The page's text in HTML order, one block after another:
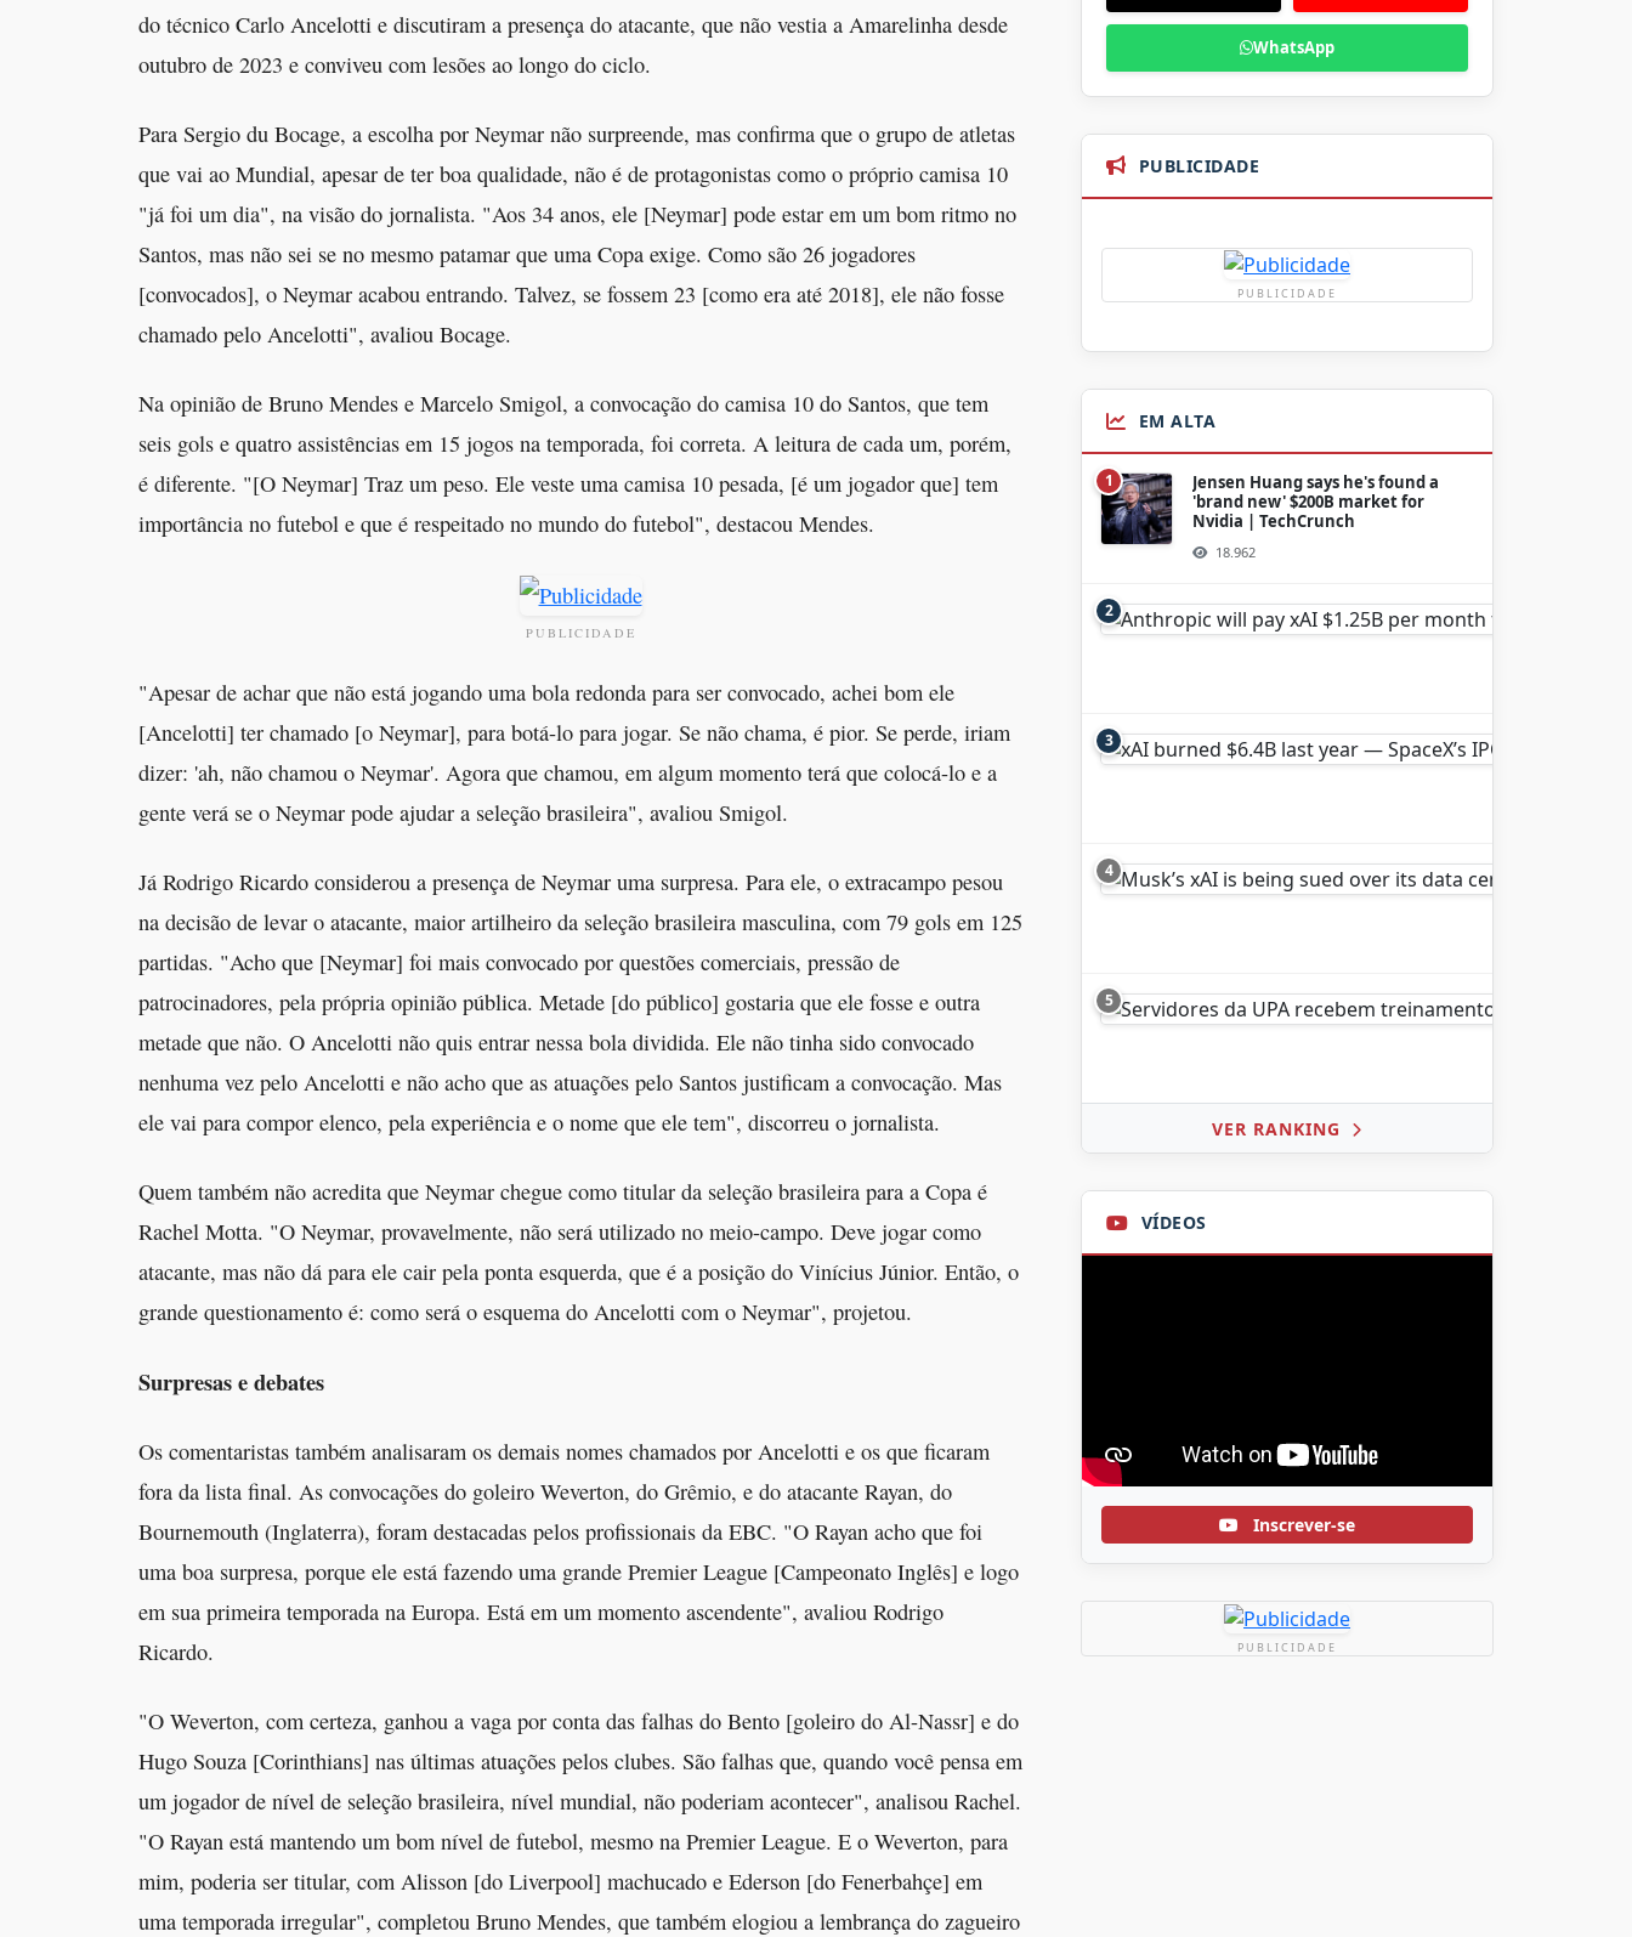
do técnico Carlo Ancelotti e discutiram a presença do atacante, que não vestia a Amarelinha desde
outubro de 2023 e conviveu com lesões ao longo do ciclo.
Para Sergio du Bocage, a escolha por Neymar não surpreende, mas confirma que o grupo de atletas
que vai ao Mundial, apesar de ter boa qualidade, não é de protagonistas como o próprio camisa 10
"já foi um dia", na visão do jornalista. "Aos 34 anos, ele [Neymar] pode estar em um bom ritmo no
Santos, mas não sei se no mesmo patamar que uma Copa exige. Como são 26 jogadores
[convocados], o Neymar acabou entrando. Talvez, se fossem 23 [como era até 2018], ele não fosse
chamado pelo Ancelotti", avaliou Bocage.
Na opinião de Bruno Mendes e Marcelo Smigol, a convocação do camisa 10 do Santos, que tem
seis gols e quatro assistências em 15 jogos na temporada, foi correta. A leitura de cada um, porém,
é diferente. "[O Neymar] Traz um peso. Ele veste uma camisa 10 pesada, [é um jogador que] tem
importância no futebol e que é respeitado no mundo do futebol", destacou Mendes.
PUBLICIDADE
"Apesar de achar que não está jogando uma bola redonda para ser convocado, achei bom ele
[Ancelotti] ter chamado [o Neymar], para botá-lo para jogar. Se não chama, é pior. Se perde, iriam
dizer: 'ah, não chamou o Neymar'. Agora que chamou, em algum momento terá que colocá-lo e a
gente verá se o Neymar pode ajudar a seleção brasileira", avaliou Smigol.
Já Rodrigo Ricardo considerou a presença de Neymar uma surpresa. Para ele, o extracampo pesou
na decisão de levar o atacante, maior artilheiro da seleção brasileira masculina, com 79 gols em 125
partidas. "Acho que [Neymar] foi mais convocado por questões comerciais, pressão de
patrocinadores, pela própria opinião pública. Metade [do público] gostaria que ele fosse e outra
metade que não. O Ancelotti não quis entrar nessa bola dividida. Ele não tinha sido convocado
nenhuma vez pelo Ancelotti e não acho que as atuações pelo Santos justificam a convocação. Mas
ele vai para compor elenco, pela experiência e o nome que ele tem", discorreu o jornalista.
Quem também não acredita que Neymar chegue como titular da seleção brasileira para a Copa é
Rachel Motta. "O Neymar, provavelmente, não será utilizado no meio-campo. Deve jogar como
atacante, mas não dá para ele cair pela ponta esquerda, que é a posição do Vinícius Júnior. Então, o
grande questionamento é: como será o esquema do Ancelotti com o Neymar", projetou.
Surpresas e debates
Os comentaristas também analisaram os demais nomes chamados por Ancelotti e os que ficaram
fora da lista final. As convocações do goleiro Weverton, do Grêmio, e do atacante Rayan, do
Bournemouth (Inglaterra), foram destacadas pelos profissionais da EBC. "O Rayan acho que foi
uma boa surpresa, porque ele está fazendo uma grande Premier League [Campeonato Inglês] e logo
em sua primeira temporada na Europa. Está em um momento ascendente", avaliou Rodrigo
Ricardo.
"O Weverton, com certeza, ganhou a vaga por conta das falhas do Bento [goleiro do Al-Nassr] e do
Hugo Souza [Corinthians] nas últimas atuações pelos clubes. São falhas que, quando você pensa em
um jogador de nível de seleção brasileira, nível mundial, não poderiam acontecer", analisou Rachel.
"O Rayan está mantendo um bom nível de futebol, mesmo na Premier League. E o Weverton, para
mim, poderia ser titular, com Alisson [do Liverpool] machucado e Ederson [do Fenerbahçe] em
uma temporada irregular", completou Bruno Mendes, que também elogiou a lembrança do zagueiro
WhatsApp
PUBLICIDADE
PUBLICIDADE
EM ALTA
1
Jensen Huang says he's found a
'brand new' $200B market for
Nvidia | TechCrunch
18.962
2
3
4
5
VER RANKING
VÍDEOS
Inscrever-se
PUBLICIDADE